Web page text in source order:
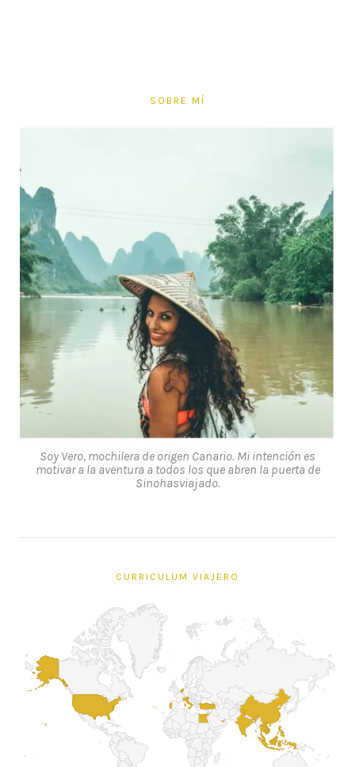
SOBRE MÍ
Soy Vero, mochilera de origen Canario. Mi intención es
motivar a la aventura a todos los que abren la puerta de
Sinohasviajado.
CURRICULUM VIAJERO